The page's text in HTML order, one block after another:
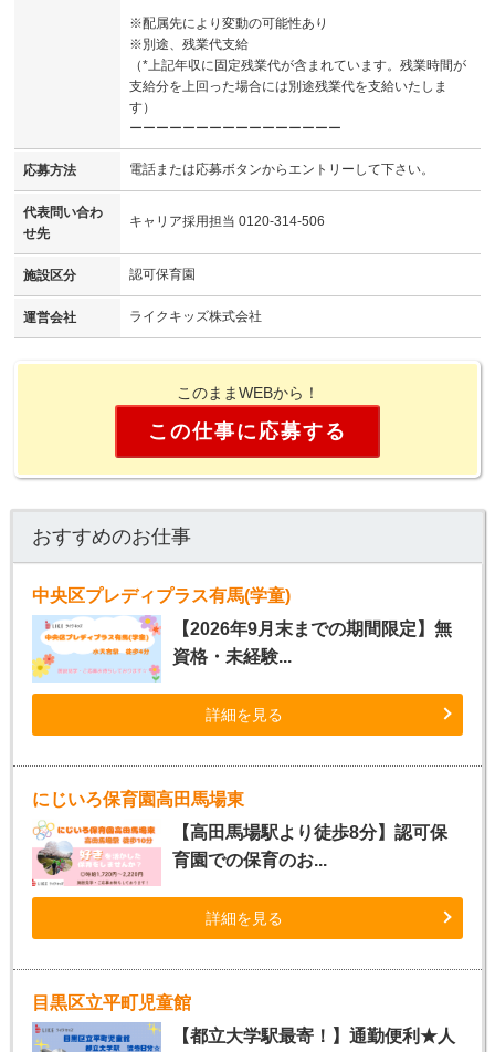
※配属先により変動の可能性あり
※別途、残業代支給
（*上記年収に固定残業代が含まれています。残業時間が
支給分を上回った場合には別途残業代を支給いたしま
す）
ーーーーーーーーーーーーーーーー
応募方法 電話または応募ボタンからエントリーして下さい。
代表問い合わ
せ先
キャリア採用担当 0120-314-506
施設区分 認可保育園
運営会社 ライクキッズ株式会社
このままWEBから！
この仕事に応募する
おすすめのお仕事
中央区プレディプラス有馬(学童)
【2026年9月末までの期間限定】無
資格・未経験...
詳細を見る
にじいろ保育園高田馬場東
【高田馬場駅より徒歩8分】認可保
育園での保育のお...
詳細を見る
目黒区立平町児童館
【都立大学駅最寄！】通勤便利★人